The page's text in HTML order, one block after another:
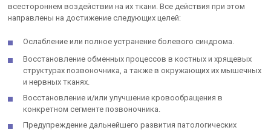
всестороннем воздействии на их ткани. Все действия при этом
направлены на достижение следующих целей:
Ослабление или полное устранение болевого синдрома.
Восстановление обменных процессов в костных и хрящевых
структурах позвоночника, а также в окружающих их мышечных
и нервных тканях.
Восстановление и/или улучшение кровообращения в
конкретном сегменте позвоночника.
Предупреждение дальнейшего развития патологических